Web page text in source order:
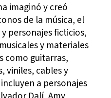
imaginó y creó
de la música, el
personajes ficticios,
y materiales
como guitarras,
viniles, cables y
a personajes